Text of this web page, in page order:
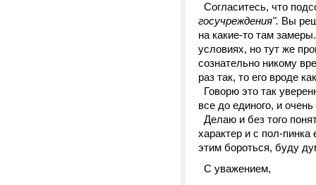
Согласитесь, что
госучреждения". Вы
на какие-то там
условиях, но тут же
сознательно никому
раз так, то его вроде
Говорю это так
все до единого, и
Делаю и без того
характер и с пол-
этим бороться, буду
С уважением,